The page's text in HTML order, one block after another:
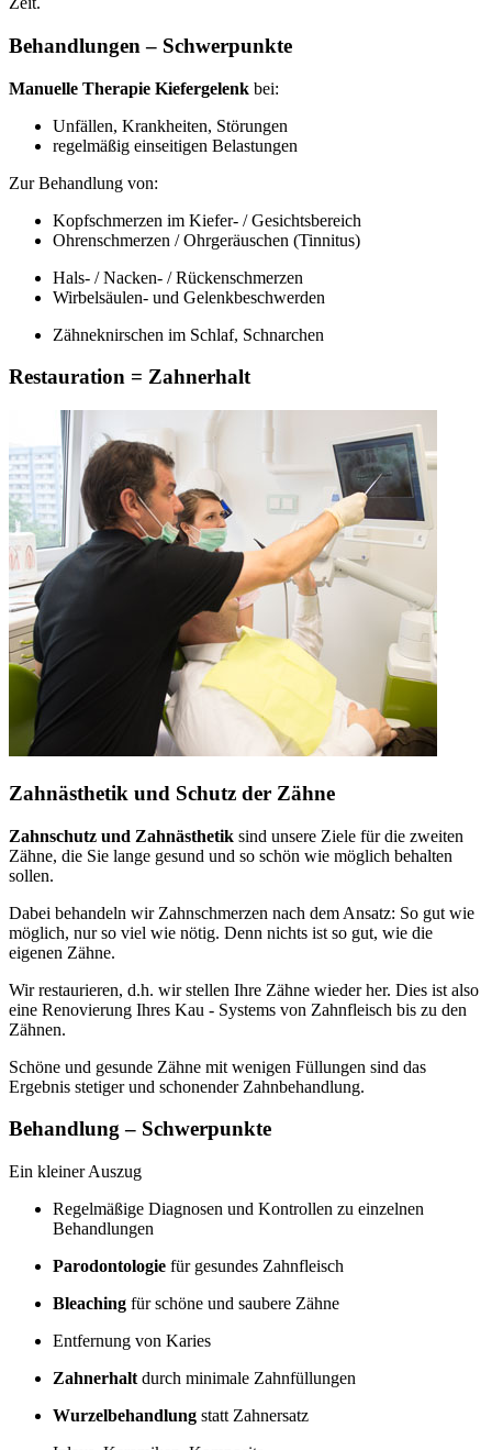
Behandlungen – Schwerpunkte
Manuelle Therapie Kiefergelenk bei:
Unfällen, Krankheiten, Störungen
regelmäßig einseitigen Belastungen
Zur Behandlung von:
Kopfschmerzen im Kiefer- / Gesichtsbereich
Ohrenschmerzen / Ohrgeräuschen (Tinnitus)
Hals- / Nacken- / Rückenschmerzen
Wirbelsäulen- und Gelenkbeschwerden
Zähneknirschen im Schlaf, Schnarchen
Restauration = Zahnerhalt
Zahnästhetik und Schutz der Zähne
Zahnschutz und Zahnästhetik sind unsere Ziele für die zweiten
Zähne, die Sie lange gesund und so schön wie möglich behalten
sollen.
Dabei behandeln wir Zahnschmerzen nach dem Ansatz: So gut wie
möglich, nur so viel wie nötig. Denn nichts ist so gut, wie die
eigenen Zähne.
Wir restaurieren, d.h. wir stellen Ihre Zähne wieder her. Dies ist also
eine Renovierung Ihres Kau - Systems von Zahnfleisch bis zu den
Zähnen.
Schöne und gesunde Zähne mit wenigen Füllungen sind das
Ergebnis stetiger und schonender Zahnbehandlung.
Behandlung – Schwerpunkte
Ein kleiner Auszug
Regelmäßige Diagnosen und Kontrollen zu einzelnen
Behandlungen
Parodontologie für gesundes Zahnfleisch
Bleaching für schöne und saubere Zähne
Entfernung von Karies
Zahnerhalt durch minimale Zahnfüllungen
Wurzelbehandlung statt Zahnersatz